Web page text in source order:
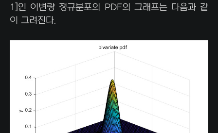
1]인 이변량 정규분포의 PDF의 그래프는 다음과 같
이 그려진다.